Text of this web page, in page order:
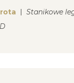
Stanikowe